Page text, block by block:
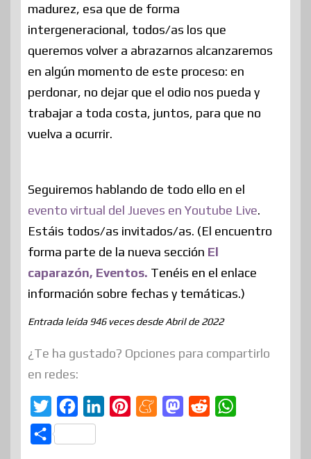
madurez, esa que de forma
intergeneracional, todos/as los que
queremos volver a abrazarnos alcanzaremos
en algún momento de este proceso: en
perdonar, no dejar que el odio nos pueda y
trabajar a toda costa, juntos, para que no
vuelva a ocurrir.
Seguiremos hablando de todo ello en el
evento virtual del Jueves en Youtube Live.
Estáis todos/as invitados/as. (El encuentro
forma parte de la nueva sección El
caparazón, Eventos. Tenéis en el enlace
información sobre fechas y temáticas.)
Entrada leída 946 veces desde Abril de 2022
¿Te ha gustado? Opciones para compartirlo
en redes:
w
a
c
M
M
C